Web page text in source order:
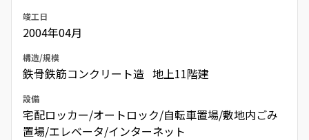
竣工日
2004年04月
構造/規模
鉄骨鉄筋コンクリート造 地上11階建
設備
宅配ロッカー/オートロック/自転車置場/敷地内ごみ
置場/エレベータ/インターネット